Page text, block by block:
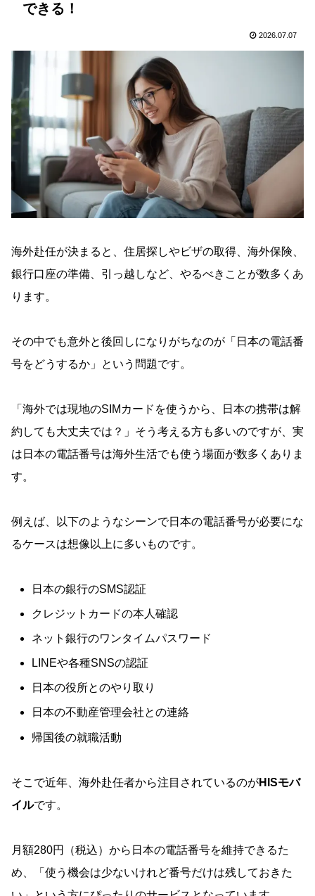
できる！
2026.07.07
海外赴任が決まると、住居探しやビザの取得、海外保険、
銀行口座の準備、引っ越しなど、やるべきことが数多くあ
ります。
その中でも意外と後回しになりがちなのが「日本の電話番
号をどうするか」という問題です。
「海外では現地のSIMカードを使うから、日本の携帯は解
約しても大丈夫では？」そう考える方も多いのですが、実
は日本の電話番号は海外生活でも使う場面が数多くありま
す。
例えば、以下のようなシーンで日本の電話番号が必要にな
るケースは想像以上に多いものです。
日本の銀行のSMS認証
クレジットカードの本人確認
ネット銀行のワンタイムパスワード
LINEや各種SNSの認証
日本の役所とのやり取り
日本の不動産管理会社との連絡
帰国後の就職活動
そこで近年、海外赴任者から注目されているのがHISモバ
イルです。
月額280円（税込）から日本の電話番号を維持できるた
め、「使う機会は少ないけれど番号だけは残しておきた